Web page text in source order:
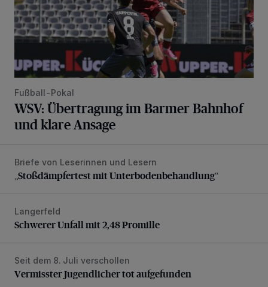
Fußball-Pokal
WSV: Übertragung im Barmer Bahnhof
und klare Ansage
„Stoßdämpfertest mit Unterbodenbehandlung“
Briefe von Leserinnen und Lesern
„Stoßdämpfertest mit Unterbodenbehandlung“
Schwerer Unfall mit 2,48 Promille
Langerfeld
Schwerer Unfall mit 2,48 Promille
Vermisster Jugendlicher tot aufgefunden
Seit dem 8. Juli verschollen
Vermisster Jugendlicher tot aufgefunden